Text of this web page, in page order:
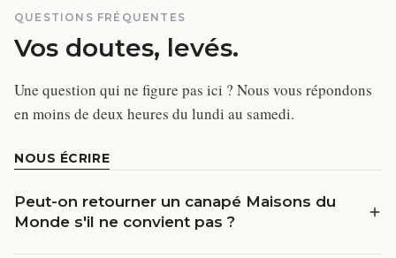
QUESTIONS FRÉQUENTES
Vos doutes, levés.
Une question qui ne figure pas ici ? Nous vous répondons
en moins de deux heures du lundi au samedi.
NOUS ÉCRIRE
Peut-on retourner un canapé Maisons du
Monde s'il ne convient pas ?